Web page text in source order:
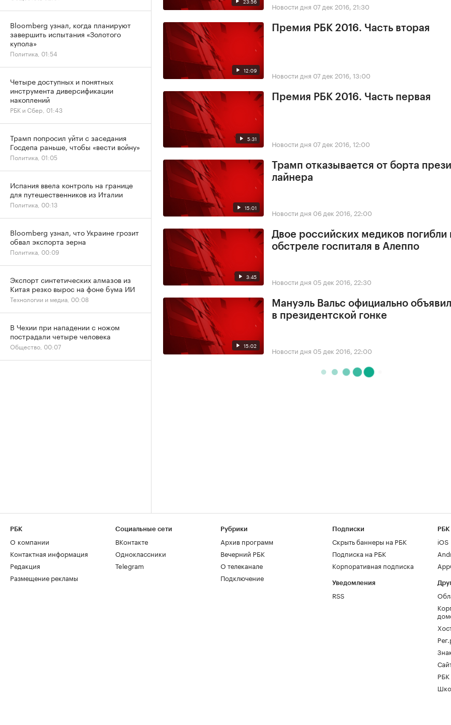
Новости дня 07 дек 2016, 21:30
12:09
Премия РБК 2016. Часть вторая
Новости дня 07 дек 2016, 13:00
5:31
Премия РБК 2016. Часть первая
Новости дня 07 дек 2016, 12:00
15:01
Трамп отказывается от борта
лайнера
Новости дня 06 дек 2016, 22:00
3:45
Двое российских медиков погибли
обстреле госпиталя в Алеппо
Новости дня 05 дек 2016, 22:30
15:02
Мануэль Вальс официально
в президентской гонке
Новости дня 05 дек 2016, 22:00
Bloomberg узнал, когда планируют
завершить испытания «Золотого
купола»
Политика, 01:54
Четыре доступных и понятных
инструмента диверсификации
накоплений
РБК и Сбер, 01:43
Трамп попросил уйти с заседания
Госдепа раньше, чтобы «вести войну»
Политика, 01:05
Испания ввела контроль на границе
для путешественников из Италии
Политика, 00:13
Bloomberg узнал, что Украине грозит
обвал экспорта зерна
Политика, 00:09
Экспорт синтетических алмазов из
Китая резко вырос на фоне бума ИИ
Технологии и медиа, 00:08
В Чехии при нападении с ножом
пострадали четыре человека
Общество, 00:07
РБК
О компании
Контактная информация
Редакция
Размещение рекламы
Социальные сети
ВКонтакте
Одноклассники
Telegram
Рубрики
Архив программ
Вечерний РБК
О телеканале
Подключение
Подписки
Скрыть баннеры на РБК
Подписка на РБК
Корпоративная подписка
Уведомления
RSS
РБК
iOS